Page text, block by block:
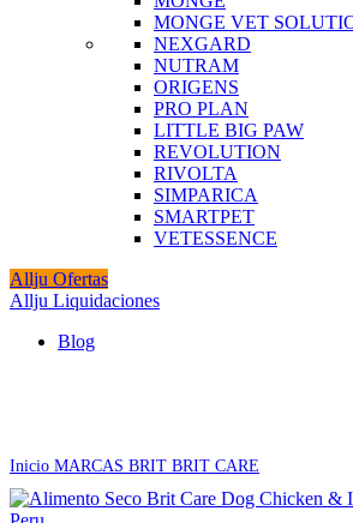
MONGE VET
NEXGARD
NUTRAM
ORIGENS
PRO PLAN
LITTLE BIG PAW
REVOLUTION
RIVOLTA
SIMPARICA
SMARTPET
VETESSENCE
Allju Ofertas
Allju Liquidaciones
Blog
Inicio MARCAS BRIT BRIT CARE